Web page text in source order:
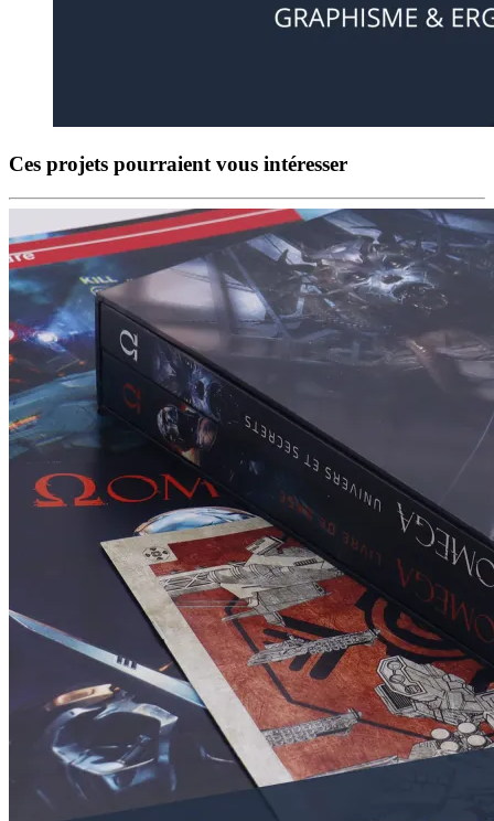
Ces projets pourraient vous intéresser